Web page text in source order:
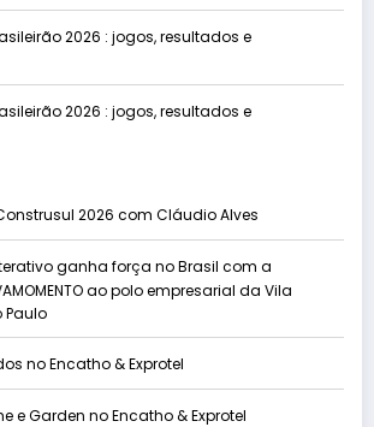
2026 : jogos, resultados e
2026 : jogos, resultados e
2026 com Cláudio Alves
ganha força no Brasil com a
ao polo empresarial da Vila
Paulo
no Encatho & Exprotel
e Garden no Encatho & Exprotel